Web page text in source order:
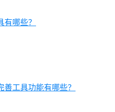
有哪些？
善工具功能有哪些？